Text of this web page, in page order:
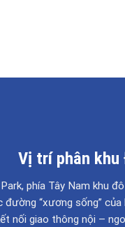
Vị trí phân khu
phía Tây Nam khu
“xương sống”
nối giao thông nội –